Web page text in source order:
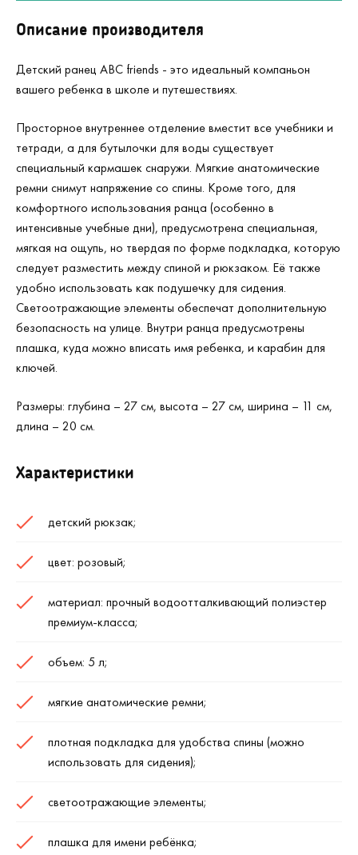
Описание производителя
Детский ранец ABC friends - это идеальный компаньон
вашего ребенка в школе и путешествиях.
Просторное внутреннее отделение вместит все учебники и
тетради, а для бутылочки для воды существует
специальный кармашек снаружи. Мягкие анатомические
ремни снимут напряжение со спины. Кроме того, для
комфортного использования ранца (особенно в
интенсивные учебные дни), предусмотрена специальная,
мягкая на ощупь, но твердая по форме подкладка, которую
следует разместить между спиной и рюкзаком. Её также
удобно использовать как подушечку для сидения.
Светоотражающие элементы обеспечат дополнительную
безопасность на улице. Внутри ранца предусмотрены
плашка, куда можно вписать имя ребенка, и карабин для
ключей.
Размеры: глубина – 27 см, высота – 27 см, ширина – 11 см,
длина – 20 см.
Характеристики
детский рюкзак;
цвет: розовый;
материал: прочный водоотталкивающий полиэстер
премиум-класса;
объем: 5 л;
мягкие анатомические ремни;
плотная подкладка для удобства спины (можно
использовать для сидения);
светоотражающие элементы;
плашка для имени ребёнка;